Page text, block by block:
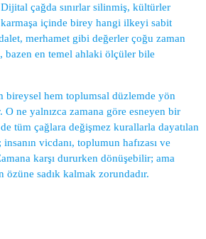
Dijital çağda sınırlar silinmiş, kültürler
karmaşa içinde birey hangi ilkeyi sabit
merhamet gibi değerler çoğu zaman
bazen en temel ahlaki ölçüler bile
bireysel hem toplumsal düzlemde yön
O ne yalnızca zamana göre esneyen bir
tüm çağlara değişmez kurallarla dayatılan
vicdanı, toplumun hafızası ve
karşı dururken dönüşebilir; ama
özüne sadık kalmak zorundadır.